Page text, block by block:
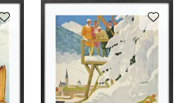
innramming